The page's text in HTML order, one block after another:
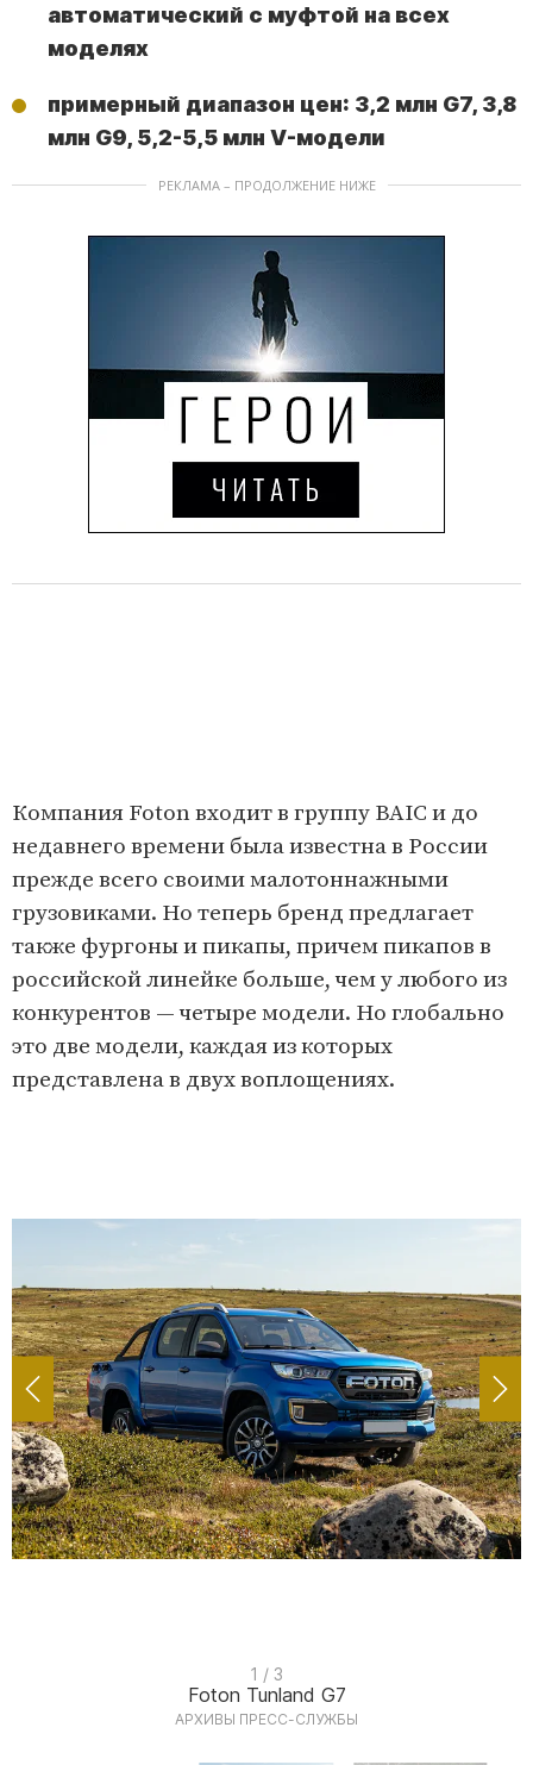
автоматический с муфтой на всех
моделях
примерный диапазон цен: 3,2 млн G7, 3,8
млн G9, 5,2-5,5 млн V-модели
РЕКЛАМА – ПРОДОЛЖЕНИЕ НИЖЕ
Компания Foton входит в группу BAIC и до
недавнего времени была известна в России
прежде всего своими малотоннажными
грузовиками. Но теперь бренд предлагает
также фургоны и пикапы, причем пикапов в
российской линейке больше, чем у любого из
конкурентов — четыре модели. Но глобально
это две модели, каждая из которых
представлена в двух воплощениях.
1 / 3
Foton Tunland G7
АРХИВЫ ПРЕСС-СЛУЖБЫ